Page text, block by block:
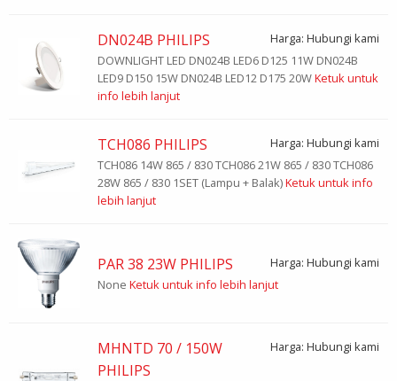
DN024B PHILIPS
Harga: Hubungi kami
DOWNLIGHT LED DN024B LED6 D125 11W DN024B
LED9 D150 15W DN024B LED12 D175 20WKetuk untuk
info lebih lanjut
TCH086 PHILIPS
Harga: Hubungi kami
TCH086 14W 865 / 830 TCH086 21W 865 / 830 TCH086
28W 865 / 830 1SET (Lampu + Balak)Ketuk untuk info
lebih lanjut
PAR 38 23W PHILIPS
Harga: Hubungi kami
None Ketuk untuk info lebih lanjut
MHNTD 70 / 150W
PHILIPS
Harga: Hubungi kami